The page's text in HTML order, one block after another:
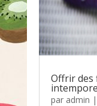
Offrir des
par admin |